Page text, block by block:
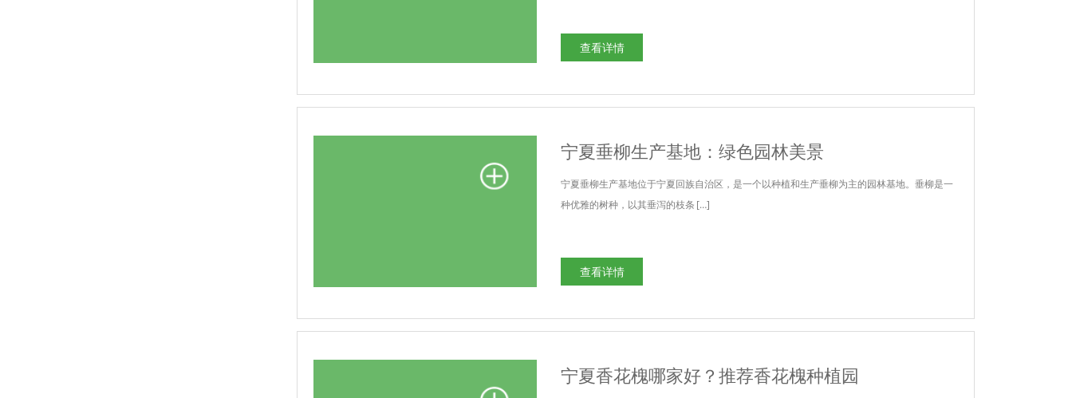
查看详情
宁夏垂柳生产基地：绿色园林美景
宁夏垂柳生产基地位于宁夏回族自治区，是一个以种植和生产垂柳为主的园林基地。垂柳是一
种优雅的树种，以其垂泻的枝条 […]
查看详情
宁夏香花槐哪家好？推荐香花槐种植园